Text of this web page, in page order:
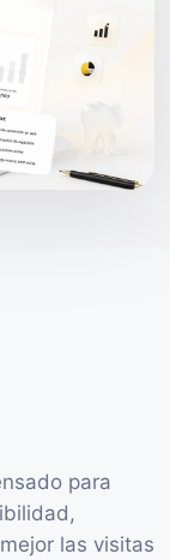
para
las visitas